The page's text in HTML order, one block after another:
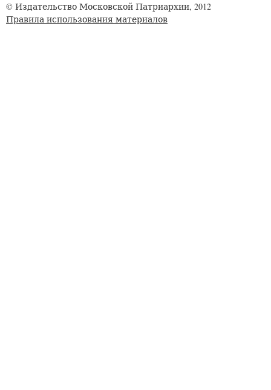
© Издательство Московской Патриархии, 2012
Правила использования материалов